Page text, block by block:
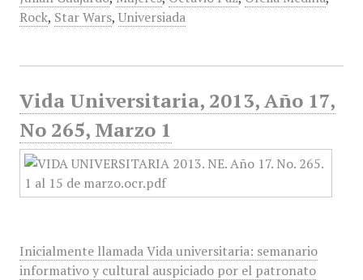
Rock, Star Wars, Universiada
Vida Universitaria, 2013, Año 17,
No 265, Marzo 1
Inicialmente llamada Vida universitaria: semanario
informativo y cultural auspiciado por el patronato